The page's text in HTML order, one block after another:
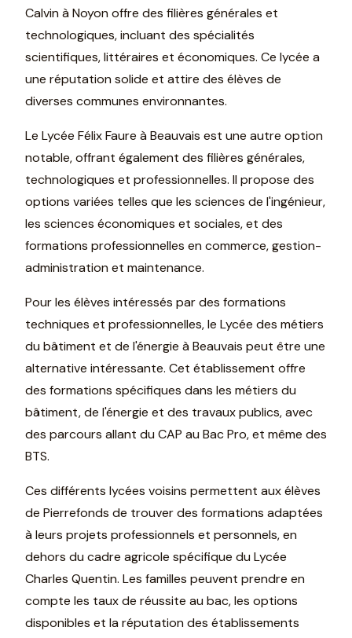
Calvin à Noyon offre des filières générales et
technologiques, incluant des spécialités
scientifiques, littéraires et économiques. Ce lycée a
une réputation solide et attire des élèves de
diverses communes environnantes.
Le Lycée Félix Faure à Beauvais est une autre option
notable, offrant également des filières générales,
technologiques et professionnelles. Il propose des
options variées telles que les sciences de l'ingénieur,
les sciences économiques et sociales, et des
formations professionnelles en commerce, gestion-
administration et maintenance.
Pour les élèves intéressés par des formations
techniques et professionnelles, le Lycée des métiers
du bâtiment et de l'énergie à Beauvais peut être une
alternative intéressante. Cet établissement offre
des formations spécifiques dans les métiers du
bâtiment, de l'énergie et des travaux publics, avec
des parcours allant du CAP au Bac Pro, et même des
BTS.
Ces différents lycées voisins permettent aux élèves
de Pierrefonds de trouver des formations adaptées
à leurs projets professionnels et personnels, en
dehors du cadre agricole spécifique du Lycée
Charles Quentin. Les familles peuvent prendre en
compte les taux de réussite au bac, les options
disponibles et la réputation des établissements